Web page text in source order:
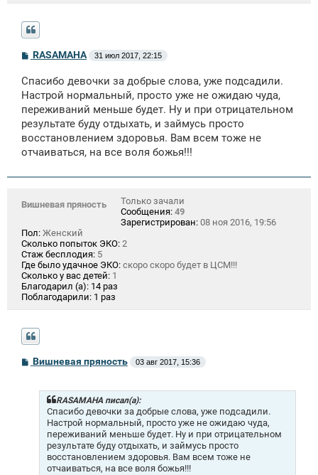
С
о
б
щ
н
и
RASAMAHA 31 июл 2017, 22:15
Спасибо девочки за добрые слова, уже подсадили.
Настрой нормальный, просто уже не ожидаю чуда,
переживаний меньше будет. Ну и при отрицательном
результате буду отдыхать, и займусь просто
восстановлением здоровья. Вам всем тоже не
отчаиваться, на все воля божья!!!
Вишневая пряность
Только зачали
Сообщения: 49
Зарегистрирован: 08 ноя 2016, 19:56
Пол: Женский
Сколько попыток ЭКО: 2
Стаж бесплодия: 5
Где было удачное ЭКО: скоро скоро будет в ЦСМ!!!
Сколько у вас детей: 1
Благодарил (а): 14 раз
Поблагодарили: 1 раз
С
о
Вишневая пряность 03 авг 2017, 15:36
RASAMAHA писал(а):
Спасибо девочки за добрые слова, уже подсадили.
Настрой нормальный, просто уже не ожидаю чуда,
переживаний меньше будет. Ну и при отрицательном
результате буду отдыхать, и займусь просто
восстановлением здоровья. Вам всем тоже не
отчаиваться, на все воля божья!!!